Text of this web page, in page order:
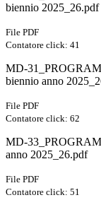
biennio 2025_26.pdf
File PDF
Contatore click: 41
MD-
biennio anno
File PDF
Contatore click: 62
MD-
anno 2025_26.pdf
File PDF
Contatore click: 51